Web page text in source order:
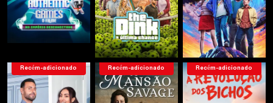
Recém-adicionado Recém-adicionado Recém-adicionado